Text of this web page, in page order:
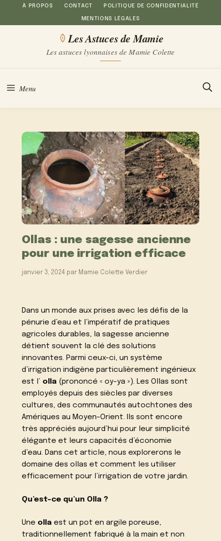
Aller
au
À PROPOS CONTACT POLITIQUE DE CONFIDENTIALITÉ
MENTIONS LÉGALES
Les Astuces de Mamie
Les astuces lyonnaises de Mamie Colette
Menu
Ollas : une sagesse ancienne
pour une irrigation efficace
janvier 3, 2024 par Mamie Colette Verdier
Dans un monde aux prises avec les défis de la
pénurie d’eau et l’impératif de pratiques
agricoles durables, la sagesse ancienne
détient souvent la clé des solutions
innovantes. Parmi ceux-ci, un système
d’irrigation indigène particulièrement ingénieux
est l’ olla (prononcé « oy-ya »). Les Ollas sont
employés depuis des siècles par diverses
cultures, des communautés autochtones des
Amériques au Moyen-Orient. Ils sont encore
très appréciés aujourd’hui pour leur simplicité
élégante et leurs capacités d’économie
d’eau. Dans cet article, nous explorerons le
domaine des ollas et comment les utiliser
efficacement pour l’irrigation de votre jardin.
Qu’est-ce qu’un Olla ?
Une olla est un pot en argile poreuse,
traditionnellement fabriqué à la main et non